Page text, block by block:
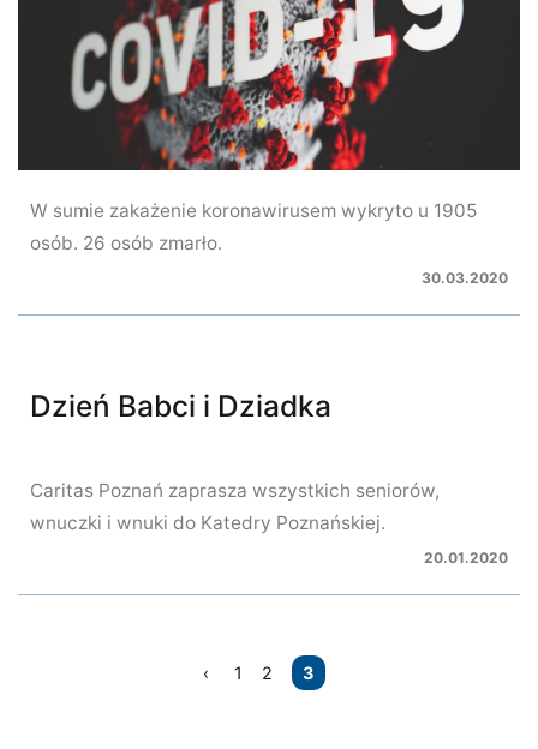
W sumie zakażenie koronawirusem wykryto u 1905
osób. 26 osób zmarło.
30.03.2020
Dzień Babci i Dziadka
Caritas Poznań zaprasza wszystkich seniorów,
wnuczki i wnuki do Katedry Poznańskiej.
20.01.2020
1 2 3